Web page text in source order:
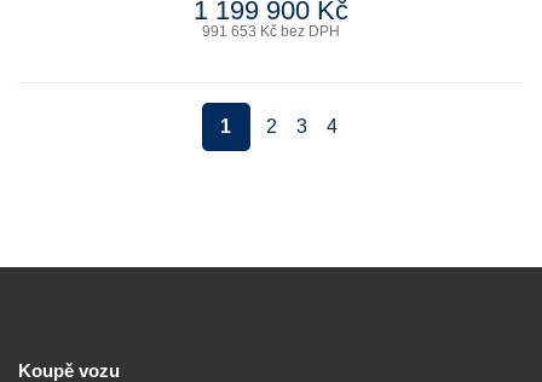
1 199 900 Kč
991 653 Kč bez DPH
1 2 3 4
Koupě vozu